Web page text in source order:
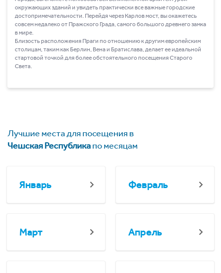
окружающих зданий и увидеть практически все важные городские
достопримечательности. Перейдя через Карлов мост, вы окажетесь
совсем недалеко от Пражского Града, самого большого древнего замка
в мире.
Близость расположения Праги по отношению к другим европейским
столицам, таким как Берлин, Вена и Братислава, делает ее идеальной
стартовой точкой для более обстоятельного посещения Старого
Света.
Лучшие места для посещения в
Чешская Республикапо месяцам
Январь Февраль
Март Апрель